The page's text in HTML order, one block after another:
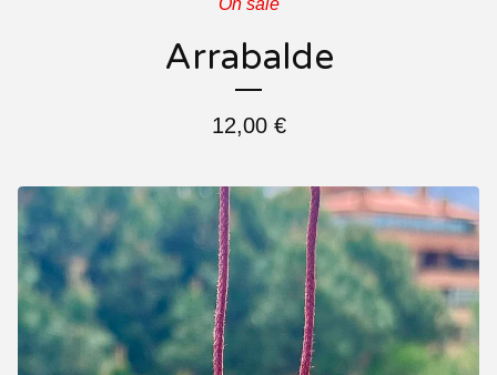
On sale
Arrabalde
12,00 €